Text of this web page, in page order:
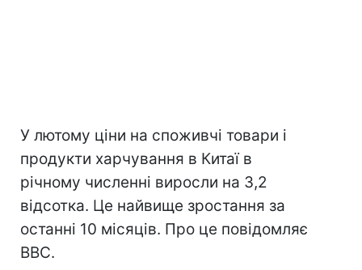
У лютому ціни на споживчі товари і
продукти харчування в Китаї в
річному численні виросли на 3,2
відсотка. Це найвище зростання за
останні 10 місяців. Про це повідомляє
ВВС.